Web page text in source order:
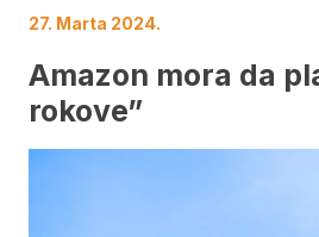
27. Marta 2024.
Amazon mora da
rokove”